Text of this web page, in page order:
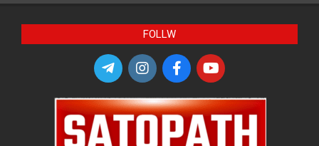
FOLLW